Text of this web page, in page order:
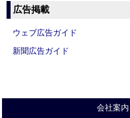
広告掲載
ウェブ広告ガイド
新聞広告ガイド
会社案内